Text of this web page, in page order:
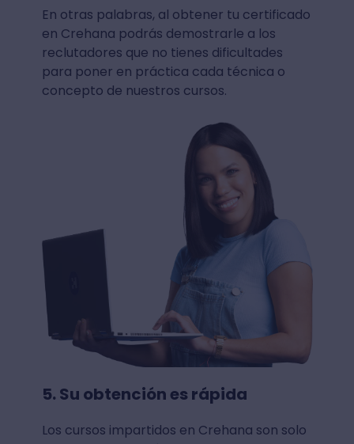
En otras palabras, al obtener tu certificado
en Crehana podrás demostrarle a los
reclutadores que no tienes dificultades
para poner en práctica cada técnica o
concepto de nuestros cursos.
5. Su obtención es rápida
Los cursos impartidos en Crehana son solo